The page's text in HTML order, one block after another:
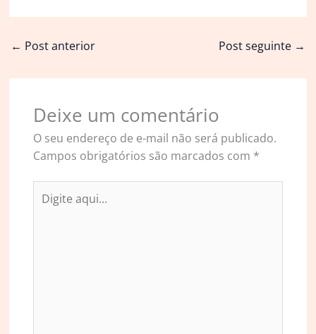
← Post anterior Post seguinte →
Deixe um comentário
O seu endereço de e-mail não será publicado.
Campos obrigatórios são marcados com *
aqui...